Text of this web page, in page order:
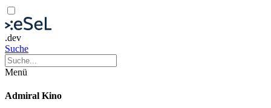
.dev
Suche
Menü
Admiral Kino